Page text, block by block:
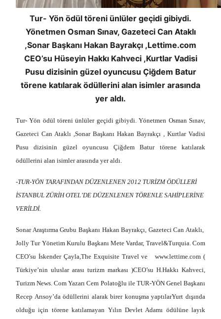
Tur- Yön ödül töreni ünlüler geçidi gibiydi.
Yönetmen Osman Sınav, Gazeteci Can Ataklı
,Sonar Başkanı Hakan Bayrakçı ,Lettime.com
CEO’su Hüseyin Hakkı Kahveci ,Kurtlar Vadisi
Pusu dizisinin güzel oyuncusu Çiğdem Batur
törene katılarak ödüllerini alan isimler arasında
yer aldı.
Tur- Yön ödül töreni ünlüler geçidi gibiydi. Yönetmen Osman Sınav,
Gazeteci Can Ataklı ,Sonar Başkanı Hakan Bayrakçı , Kurtlar Vadisi
Pusu dizisinin güzel oyuncusu Çiğdem Batur törene katılarak
ödüllerini alan isimler arasında yer aldı.
-TUR-YÖN TARAFINDAN DÜZENLENEN 2012 TURİZM ÖDÜLLERİ
İSTANBUL ZÜRİH OTEL’DE DÜZENLENEN TÖRENLE SAHİPLERİNE
VERİLDİ.
Sonar Araştırma Grubu Başkanı Hakan Bayrakçı, Gazeteci Can Ataklı,
Jolly Tur Yönetim Kurulu Başkanı Mete Vardar, Travel&Turquia. Com
CEO’su İskender Çayla,The Exquisite Travel ve www.lettime.com (
Türkiye’nin uluslar arası turizm markası )CEO’su H.Hakkı Kahveci,
Turizm News. Com Yazarı Cem Polatoğlu ile TUR-YÖN Genel Başkanı
Recep Arısoy’da ödüllerini alarak birer konuşma yaptılarYurt dışında
olduğu için törene katılamayan Yılın Devlet Adamı ödülüne layık